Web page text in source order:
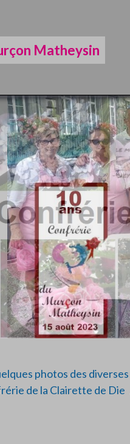
Matheysin
photos des
de la Clairette de Die